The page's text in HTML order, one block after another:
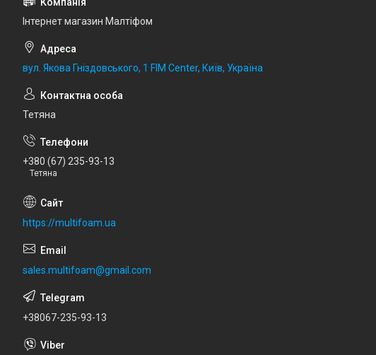
Інтернет магазин Малтіфом
вул. Якова Гніздовського, 1 FIM Center, Київ, Україна
Тетяна
+380 (67) 235-93-13
Тетяна
https://multifoam.ua
sales.multifoam@gmail.com
+38067-235-93-13